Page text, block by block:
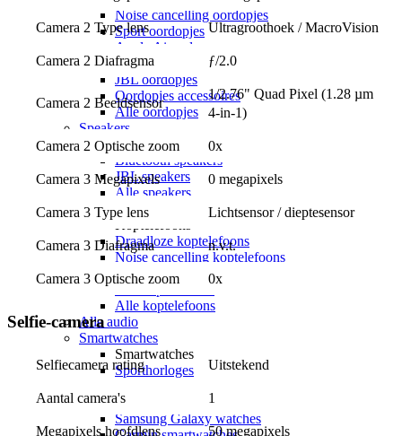
Noise cancelling oordopjes
Sport oordopjes
Apple Airpods
Samsung Galaxy Buds
JBL oordopjes
Oordopjes accessoires
Alle oordopjes
Speakers
Speakers
Bluetooth speakers
JBL speakers
Alle speakers
Koptelefoons
Draadloze koptelefoons
Noise cancelling koptelefoons
Apple Airpods Max
Alle koptelefoons
Alle audio
Smartwatches
Smartwatches
Sporthorloges
Apple watches
Samsung Galaxy watches
Camera 2 Type lens Ultragroothoek / MacroVision
Camera 2 Diafragma ƒ/2.0
Camera 2 Beeldsensor
1/2.76" Quad Pixel (1.28 µm
4-in-1)
Camera 2 Optische zoom 0x
Camera 3 Megapixels 0 megapixels
Camera 3 Type lens Lichtsensor / dieptesensor
Camera 3 Diafragma n.v.t.
Camera 3 Optische zoom 0x
Selfie-camera
Selfiecamera rating Uitstekend
Aantal camera's 1
Megapixels hoofdlens 50 megapixels